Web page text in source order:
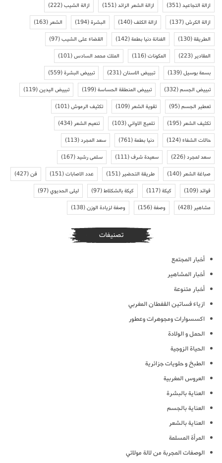
ازالة التجاعيد(351) ازالة الشعر الزائد(151) ازالة الشيب(222)
ازالة الكرش(137) ازالة الكلف(140) البشرة(194) الشعر(163)
الطريقة(130) الفنانة دنيا بطمة(142) القضاء على الشيب(97)
المقادير(223) المكونات(116) الملك محمد السادس(101)
بسمة بوسيل(139) تبييض الاسنان(231) تبييض البشرة(559)
تبييض الجسم(332) تبييض المنطقة الحساسة(199) تبييض اليدين(119)
تعطير الجسم(95) تقوية الشعر(109) تكثيف الرموش(101)
تكثيف الشعر(195) تلميع الاواني(103) تنعيم الشعر(434)
حالات الشفاء(124) دنيا بطمة(761) سعد المجرد(113)
سعد لمجرد(226) سعيدة شرف(111) سلمى رشيد(167)
صباغة الشعر(140) طريقة التحضير(151) عدد الاصابات(151) فن(427)
فوائد(109) كيكة(117) كيكة بالشكلاط(97) ليلى الحديوي(97)
مشاهير(428) وصفة(156) وصفة لزيادة الوزن(138)
تصنيفات
أخبار المجتمع
أخبار المشاهير
أخبار متنوعة
ازياء فساتين القفطان المغربي
اكسسوارات ومجوهرات وعطور
الحمل و الولادة
الحياة الزوجية
الطبخ و حلويات جزائرية
العروس المغربية
العناية بالبشرة
العناية بالجسم
العناية بالشعر
المرأة المسلمة
الوصفات المجربة من لالة مولاتي